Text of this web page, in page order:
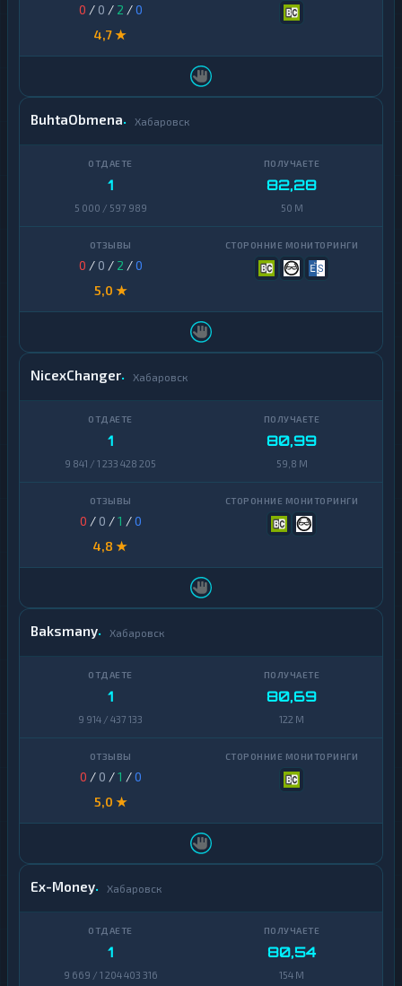
0 / 0 / 2 /0
4,7 ★
BuhtaObmena Хабаровск
1
5 000 / 597 989
82,28
50 M
0 / 0 / 2 /0
5,0 ★
NicexChanger Хабаровск
1
9 841 / 1 233 428 205
80,99
59,8 M
0 / 0 /1 /0
4,8 ★
Baksmany Хабаровск
1
9 914 / 437 133
80,69
122 M
0 / 0 /1 /0
5,0 ★
Ex-Money Хабаровск
1
9 669 / 1 204 403 316
80,54
154 M